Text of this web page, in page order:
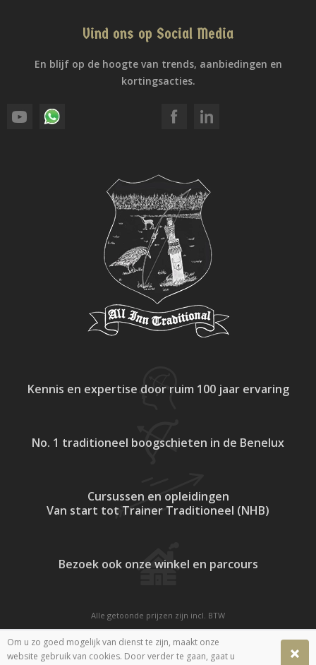
Vind ons op Social Media
En blijf op de hoogte van trends, aanbiedingen en
kortingsacties.
Kennis en expertise door ruim 100 jaar ervaring
No. 1 traditioneel boogschieten in de Benelux
Cursussen en opleidingen
Van start tot Trainer Traditioneel (NHB)
Bezoek ook onze winkel en parcours
Alle getoonde prijzen zijn incl. BTW
Website door
Fastware
Om u zo goed mogelijk van dienst te zijn, maakt onze
website gebruik van cookies. Door verder te gaan, gaat u